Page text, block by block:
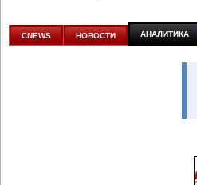
аналитике
CNEWS НОВОСТИ АНАЛИТИКА